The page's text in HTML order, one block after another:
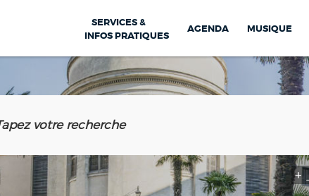
SERVICES &
INFOS PRATIQUES
AGENDA MUSIQUE